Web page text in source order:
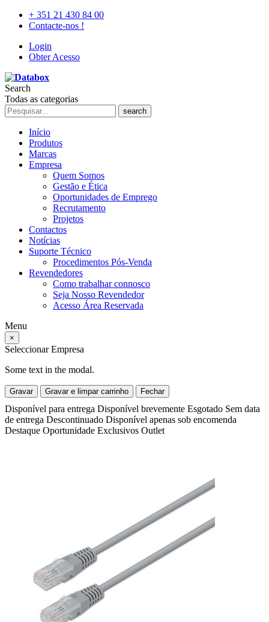
+ 351 21 430 84 00
Contacte-nos !
Login
Obter Acesso
Search
Todas as categorias
search
Início
Produtos
Marcas
Empresa
Quem Somos
Gestão e Ética
Oportunidades de Emprego
Recrutamento
Projetos
Contactos
Notícias
Suporte Técnico
Procedimentos Pós-Venda
Revendedores
Como trabalhar connosco
Seja Nosso Revendedor
Acesso Área Reservada
Menu
×
Seleccionar Empresa
Some text in the modal.
Gravar Gravar e limpar carrinho Fechar
Disponível para entrega Disponível brevemente Esgotado Sem data
de entrega Descontinuado Disponível apenas sob encomenda
Destaque Oportunidade Exclusivos Outlet